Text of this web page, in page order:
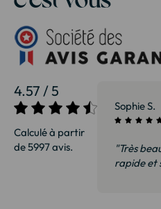
4.57 / 5
Calculé à partir
de 5997 avis.
27/07/2026 Sophie S.
"Très
rapide et